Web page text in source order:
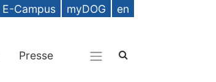
E-Campus myDOG en
Presse